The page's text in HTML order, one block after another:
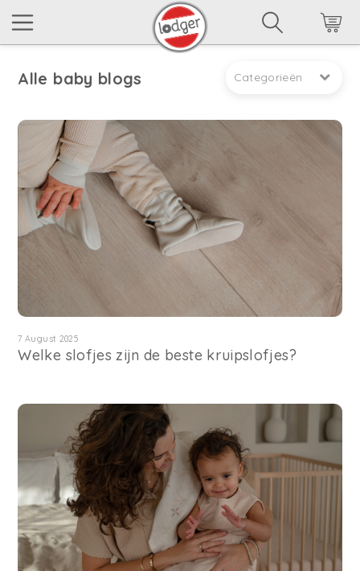
Alle baby blogs Categorieën
7 August 2025
Welke slofjes zijn de beste kruipslofjes?